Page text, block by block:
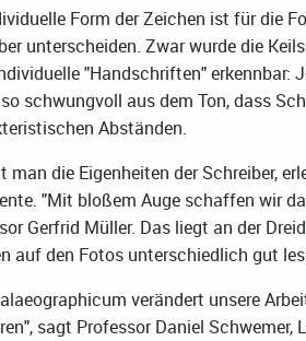
Form der Zeichen ist für die
unterscheiden. Zwar wurde die
"Handschriften" erkennbar:
schwungvoll aus dem Ton, dass
Abständen.
man die Eigenheiten der Schreiber,
"Mit bloßem Auge schaffen wir
Gerfrid Müller. Das liegt an der
auf den Fotos unterschiedlich gut
verändert unsere
sagt Professor Daniel